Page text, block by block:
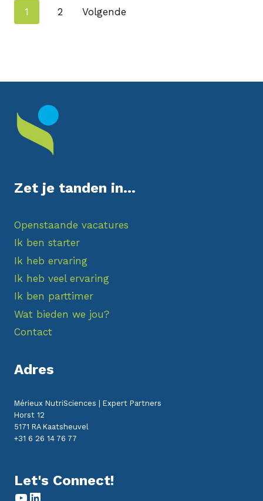
Navigatie
1 2 Volgende
Zet je tanden in...
Openstaande vacatures
Ik ben starter
Ik heb ervaring
Ik heb veel ervaring
Ik ben parttimer
Wat bieden we jou?
Contact
Adres
Mérieux NutriSciences | Expert Partners
Horst 12
5171 RA Kaatsheuvel
+31 6 26 14 76 77
Let's Connect!
YouTube
LinkedIn